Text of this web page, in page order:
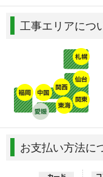
工事エリアにつ
お支払い方法に